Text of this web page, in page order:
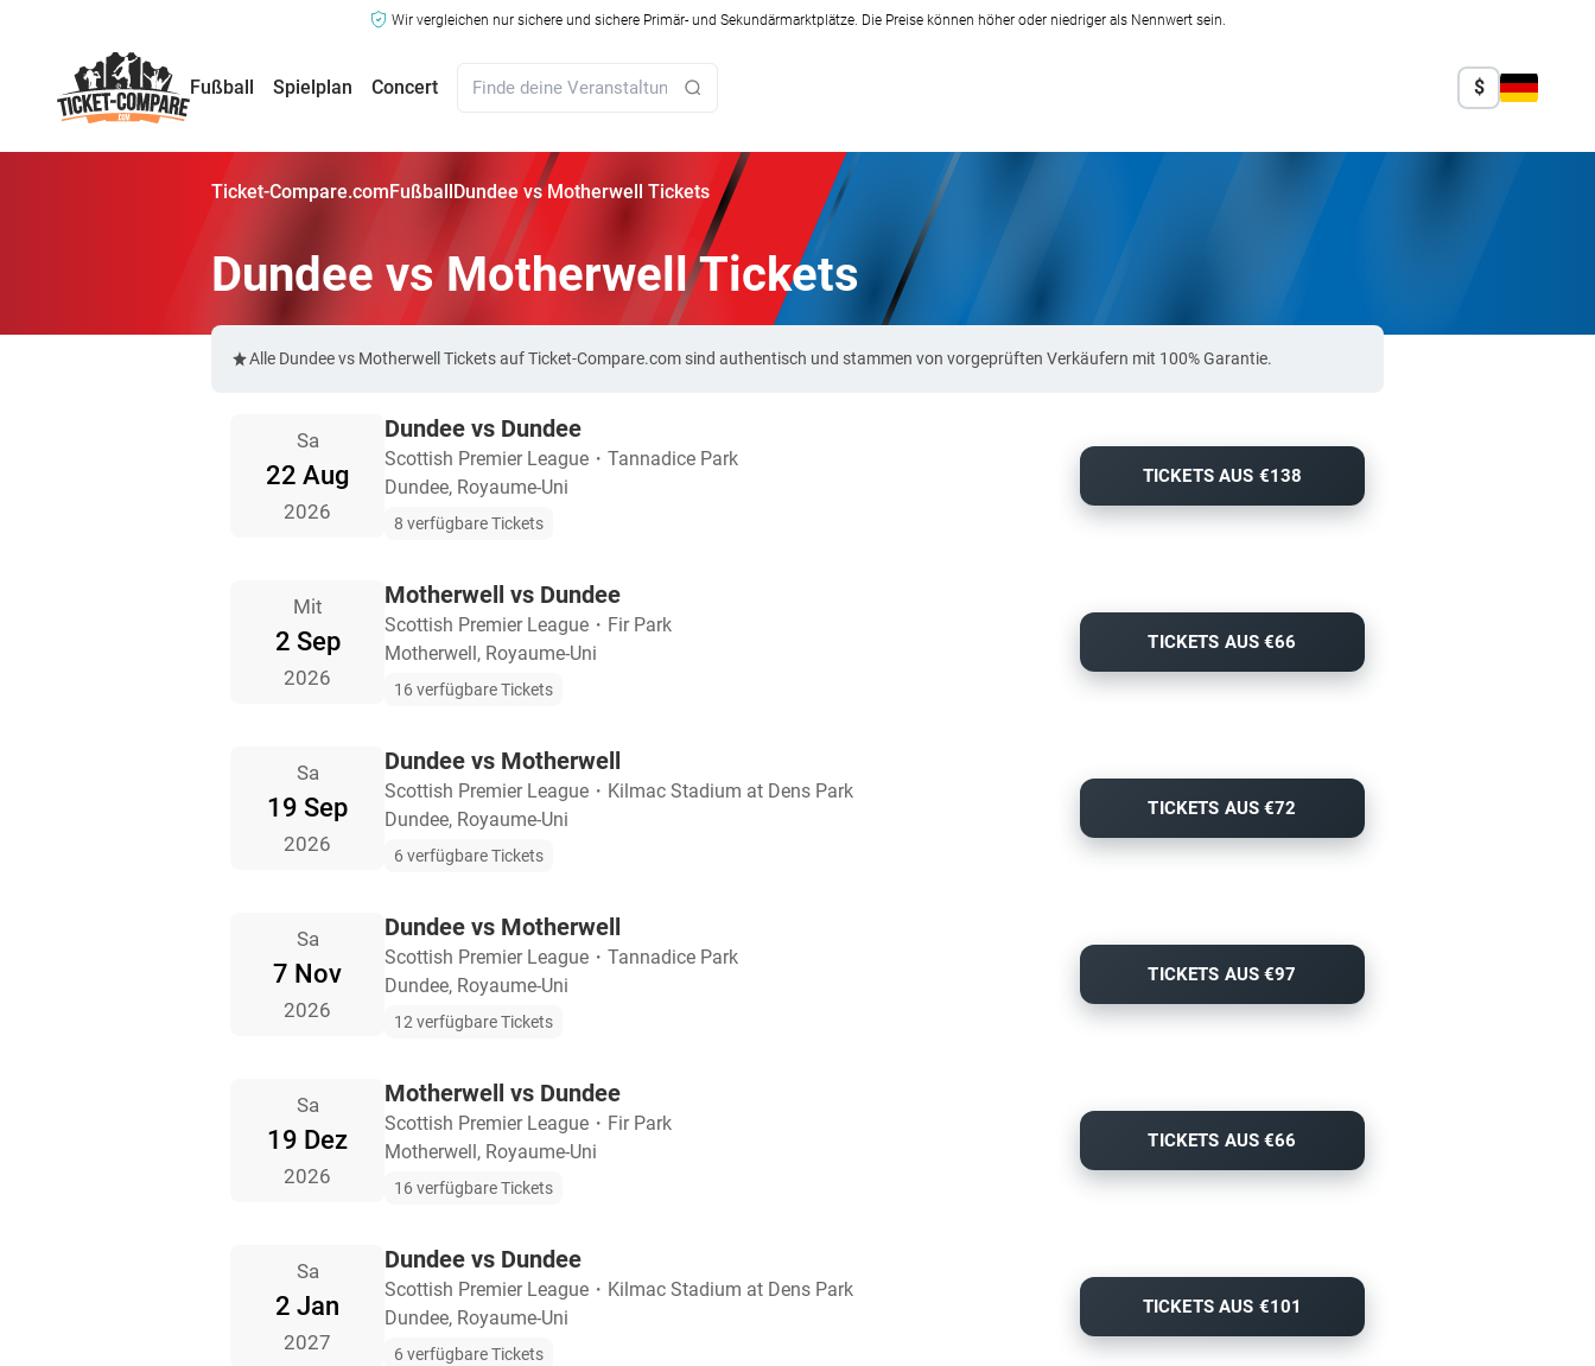
Wir vergleichen nur sichere und sichere Primär- und Sekundärmarktplätze. Die Preise können höher oder niedriger als Nennwert sein.
Fußball Spielplan Concert $
Ticket-Compare.comFußballDundee vs Motherwell Tickets
Dundee vs Motherwell Tickets
Alle Dundee vs Motherwell Tickets auf Ticket-Compare.com sind authentisch und stammen von vorgeprüften Verkäufern mit 100% Garantie.
Sa
22 Aug
2026
Dundee vs Dundee
Scottish Premier League ・ Tannadice Park
Dundee, Royaume-Uni
8 verfügbare Tickets
TICKETS AUS €138
Mit
2 Sep
2026
Motherwell vs Dundee
Scottish Premier League ・ Fir Park
Motherwell, Royaume-Uni
16 verfügbare Tickets
TICKETS AUS €66
Sa
19 Sep
2026
Dundee vs Motherwell
Scottish Premier League ・ Kilmac Stadium at Dens Park
Dundee, Royaume-Uni
6 verfügbare Tickets
TICKETS AUS €72
Sa
7 Nov
2026
Dundee vs Motherwell
Scottish Premier League ・ Tannadice Park
Dundee, Royaume-Uni
12 verfügbare Tickets
TICKETS AUS €97
Sa
19 Dez
2026
Motherwell vs Dundee
Scottish Premier League ・ Fir Park
Motherwell, Royaume-Uni
16 verfügbare Tickets
TICKETS AUS €66
Sa
2 Jan
2027
Dundee vs Dundee
Scottish Premier League ・ Kilmac Stadium at Dens Park
Dundee, Royaume-Uni
6 verfügbare Tickets
TICKETS AUS €101